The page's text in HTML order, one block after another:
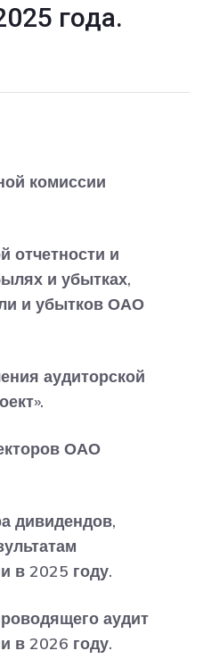
года.
комиссии
отчетности и
и убытках,
и убытков ОАО
аудиторской
ОАО
дивидендов,
в 2025 году.
аудит
в 2026 году.